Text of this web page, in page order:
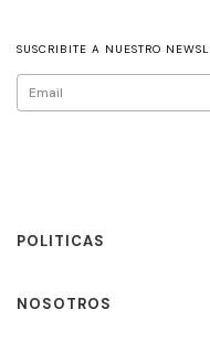
SUSCRIBITE A NUESTRO
POLITICAS
NOSOTROS